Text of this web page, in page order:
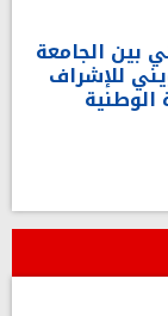
بين الجامعة
للإشراف
الوطنية